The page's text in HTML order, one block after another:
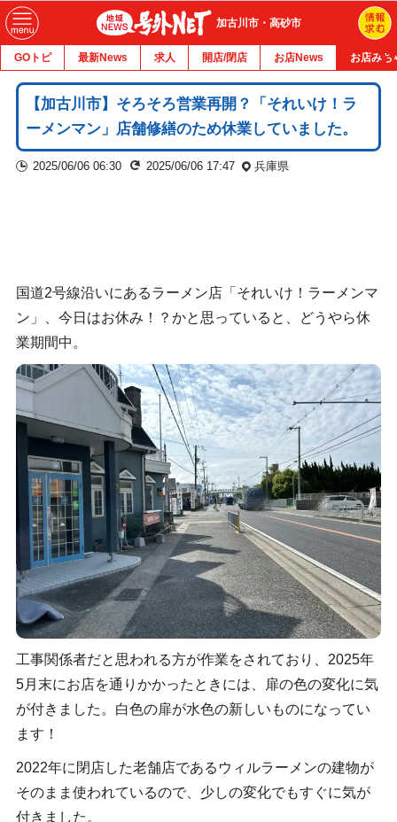
加古川市・高砂市
GOトピ 最新News 求人 開店/閉店 お店News お店みち
【加古川市】そろそろ営業再開？「それいけ！ラ
ーメンマン」店舗修繕のため休業していました。
2025/06/06 06:30 2025/06/06 17:47 兵庫県
国道2号線沿いにあるラーメン店「それいけ！ラーメンマ
ン」、今日はお休み！？かと思っていると、どうやら休
業期間中。
工事関係者だと思われる方が作業をされており、2025年
5月末にお店を通りかかったときには、扉の色の変化に気
が付きました。白色の扉が水色の新しいものになってい
ます！
2022年に閉店した老舗店であるウィルラーメンの建物が
そのまま使われているので、少しの変化でもすぐに気が
付きました。